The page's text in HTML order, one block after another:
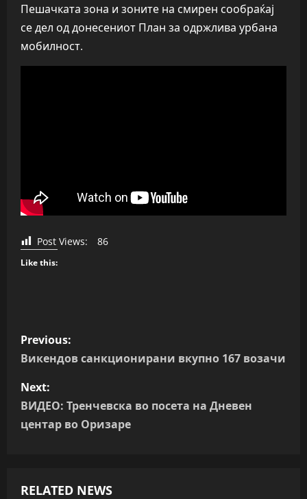
Пешачката зона и зоните на смирен сообраќај
се дел од донесениот План за одржлива урбана
мобилност.
Post Views: 86
Like this:
P
o
s
t
a
Previous:
Викендов санкционирани вкупно 167 возачи
Next:
ВИДЕО: Тренчевска во посета на Дневен
центар во Оризаре
RELATED NEWS